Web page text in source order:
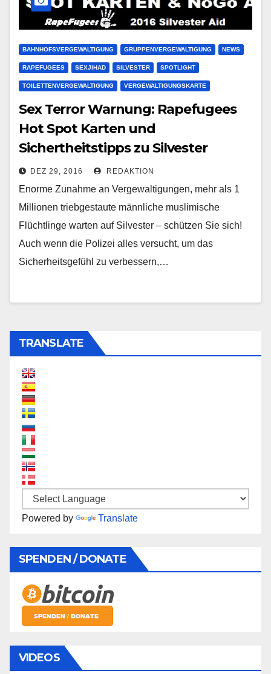
BAHNHOFSVERGEWALTIGUNG GRUPPENVERGEWALTIGUNG NEWS
RAPEFUGEES SEXJIHAD SILVESTER SPOTLIGHT
TOILETTENVERGEWALTIGUNG VERGEWALTIGUNGSKARTE
Sex Terror Warnung: Rapefugees
Hot Spot Karten und
Sichertheitstipps zu Silvester
DEZ 29, 2016 REDAKTION
Enorme Zunahme an Vergewaltigungen, mehr als 1
Millionen triebgestaute männliche muslimische
Flüchtlinge warten auf Silvester – schützen Sie sich!
Auch wenn die Polizei alles versucht, um das
Sicherheitsgefühl zu verbessern,…
TRANSLATE
Powered by Translate
SPENDEN / DONATE
VIDEOS